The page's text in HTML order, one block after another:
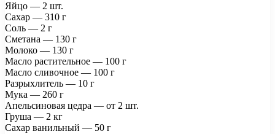
Яйцо — 2 шт.
Сахар — 310 г
Соль — 2 г
Сметана — 130 г
Молоко — 130 г
Масло растительное — 100 г
Масло сливочное — 100 г
Разрыхлитель — 10 г
Мука — 260 г
Апельсиновая цедра — от 2 шт.
Груша — 2 кг
Сахар ванильный — 50 г